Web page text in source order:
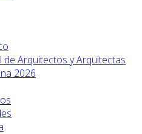
de Arquitectos y Arquitectas
2026